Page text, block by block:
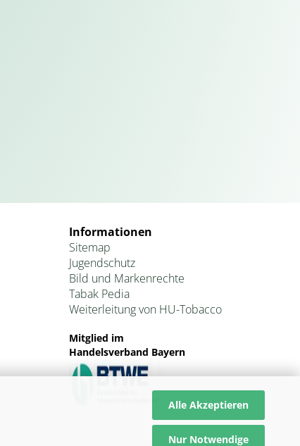
Alle Akzeptieren
Nur Notwendige
Informationen
Sitemap
Jugendschutz
Bild und Markenrechte
Tabak Pedia
Weiterleitung von HU-Tobacco
Mitglied im
Handelsverband Bayern